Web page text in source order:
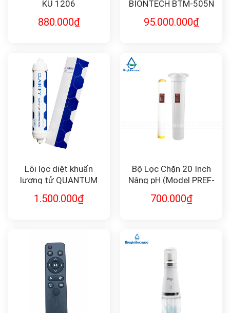
KU 1206
880.000₫
BIONTECH BTM-505N
95.000.000₫
Lõi lọc diệt khuẩn
lượng tử QUANTUM
1.500.000₫
Bộ Lọc Chặn 20 Inch
Nâng pH (Model PREF-
Nước Axit
700.000₫